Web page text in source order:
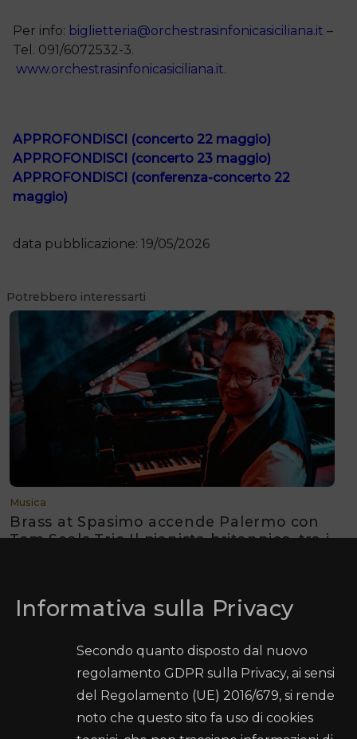
Per info: biglietteria@orchestrasinfonicasiciliana.it –
Tel. 091/6072532-3.
www.orchestrasinfonicasiciliana.it.
APPROFONDISCI (concerto 22 maggio)
APPROFONDISCI (concerto 23 maggio)
APPROFONDISCI (conferenza-concerto 22
maggio)
data pubblicazione: 19/05/2026
Potrebbero interessarti
Musica
Brass at Spasimo accende Palermo con
Tom Seals Trio Il pianista britannico, tra i
Comune di Palermo
Informativa sulla Privacy
Secondo quanto disposto dal nuovo
regolamento GDPR sulla Privacy, ai sensi
del Regolamento (UE) 2016/679, si rende
noto che questo sito fa uso di cookies